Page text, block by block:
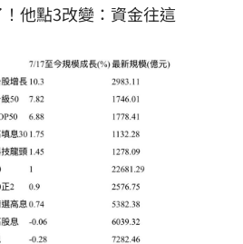
他點3改變：資金往這